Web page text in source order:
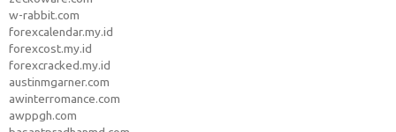
w-rabbit.com
forexcalendar.my.id
forexcost.my.id
forexcracked.my.id
austinmgarner.com
awinterromance.com
awppgh.com